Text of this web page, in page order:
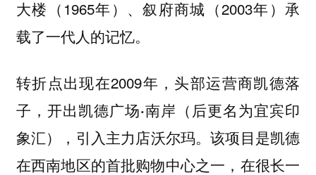
大楼（1965年）、叙府商城（2003年）承
载了一代人的记忆。
转折点出现在2009年，头部运营商凯德落
子，开出凯德广场·南岸（后更名为宜宾印
象汇）
，引入主力店沃尔玛。该项目是凯德
在西南地区的首批购物中心之一，在很长一